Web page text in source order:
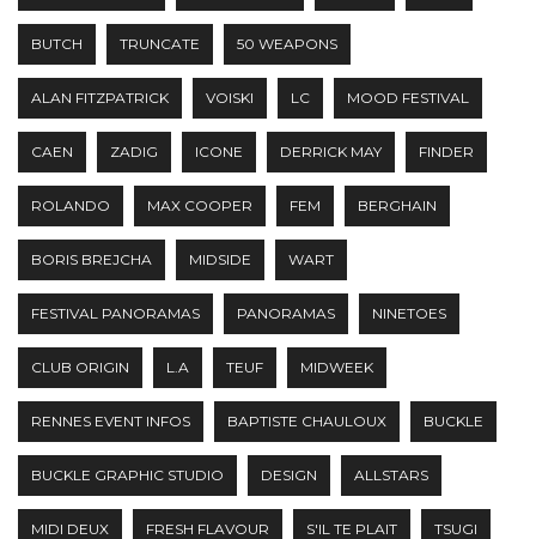
BUTCH TRUNCATE 50 WEAPONS
ALAN FITZPATRICK VOISKI LC MOOD FESTIVAL
CAEN ZADIG ICONE DERRICK MAY FINDER
ROLANDO MAX COOPER FEM BERGHAIN
BORIS BREJCHA MIDSIDE WART
FESTIVAL PANORAMAS PANORAMAS NINETOES
CLUB ORIGIN L.A TEUF MIDWEEK
RENNES EVENT INFOS BAPTISTE CHAULOUX BUCKLE
BUCKLE GRAPHIC STUDIO DESIGN ALLSTARS
MIDI DEUX FRESH FLAVOUR S'IL TE PLAIT TSUGI